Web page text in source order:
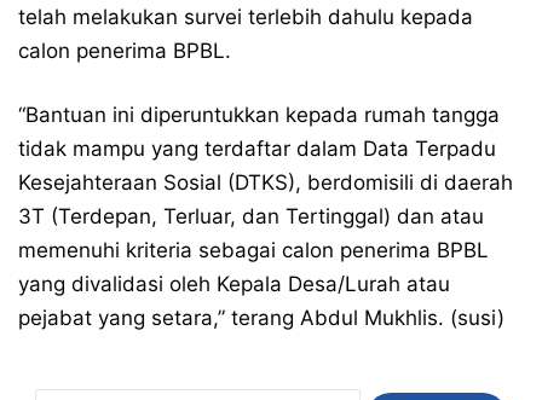
telah melakukan survei terlebih dahulu kepada
calon penerima BPBL.
“Bantuan ini diperuntukkan kepada rumah tangga
tidak mampu yang terdaftar dalam Data Terpadu
Kesejahteraan Sosial (DTKS), berdomisili di daerah
3T (Terdepan, Terluar, dan Tertinggal) dan atau
memenuhi kriteria sebagai calon penerima BPBL
yang divalidasi oleh Kepala Desa/Lurah atau
pejabat yang setara,” terang Abdul Mukhlis. (susi)